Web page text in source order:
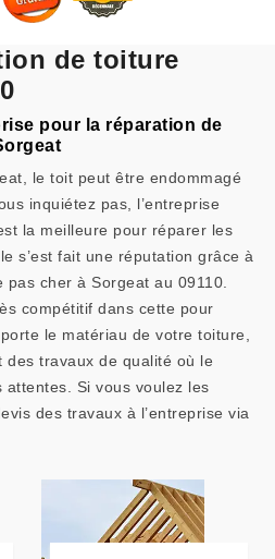
de toiture
pour la réparation de
le toit peut être endommagé
inquiétez pas, l’entreprise
la meilleure pour réparer les
s’est fait une réputation grâce à
cher à Sorgeat au 09110.
compétitif dans cette pour
le matériau de votre toiture,
des travaux de qualité où le
attentes. Si vous voulez les
des travaux à l’entreprise via